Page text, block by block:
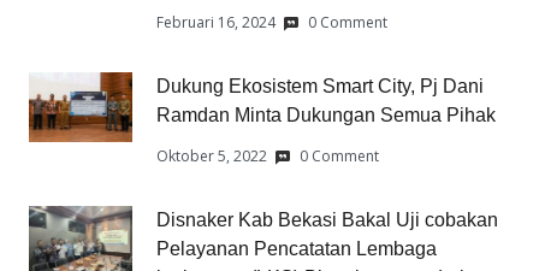
Februari 16, 2024 0 Comment
Dukung Ekosistem Smart City, Pj Dani
Ramdan Minta Dukungan Semua Pihak
Oktober 5, 2022 0 Comment
Disnaker Kab Bekasi Bakal Uji cobakan
Pelayanan Pencatatan Lembaga